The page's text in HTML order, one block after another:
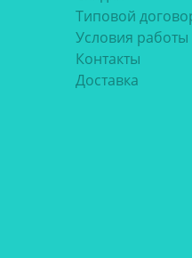
Типовой
Условия работы
Контакты
Доставка